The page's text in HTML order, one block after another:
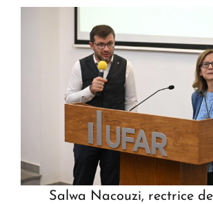
Salwa Nacouzi, rectrice de